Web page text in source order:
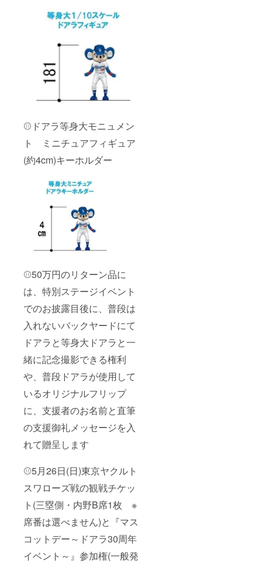
⚾ドアラ等身大モニュメン
ト ミニチュアフィギュア
(約4cm)キーホルダー
⚾50万円のリターン品に
は、特別ステージイベント
でのお披露目後に、普段は
入れないバックヤードにて
ドアラと等身大ドアラと一
緒に記念撮影できる権利
や、普段ドアラが使用して
いるオリジナルフリップ
に、支援者のお名前と直筆
の支援御礼メッセージを入
れて贈呈します
⚾5月26日(日)東京ヤクルト
スワローズ戦の観戦チケッ
ト(三塁側・内野B席1枚 ※
席番は選べません)と『マス
コットデー～ドアラ30周年
イベント～』参加権(一般発